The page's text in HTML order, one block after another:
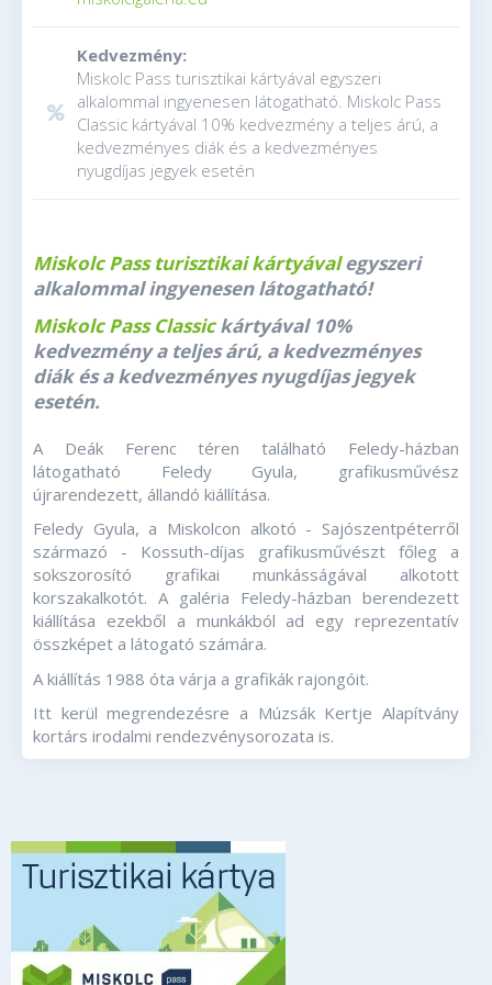
Kedvezmény:
Miskolc Pass turisztikai kártyával egyszeri
alkalommal ingyenesen látogatható. Miskolc Pass
Classic kártyával 10% kedvezmény a teljes árú, a
kedvezményes diák és a kedvezményes
nyugdíjas jegyek esetén
Miskolc Pass turisztikai kártyávalegyszeri
alkalommal ingyenesen látogatható!
Miskolc Pass Classickártyával 10%
kedvezmény a teljes árú, a kedvezményes
diák és a kedvezményes nyugdíjas jegyek
esetén.
A Deák Ferenc téren található Feledy-házban
látogatható Feledy Gyula, grafikusművész
újrarendezett, állandó kiállítása.
Feledy Gyula, a Miskolcon alkotó - Sajószentpéterről
származó - Kossuth-díjas grafikusművészt főleg a
sokszorosító grafikai munkásságával alkotott
korszakalkotót. A galéria Feledy-házban berendezett
kiállítása ezekből a munkákból ad egy reprezentatív
összképet a látogató számára.
A kiállítás 1988 óta várja a grafikák rajongóit.
Itt kerül megrendezésre a Múzsák Kertje Alapítvány
kortárs irodalmi rendezvénysorozata is.